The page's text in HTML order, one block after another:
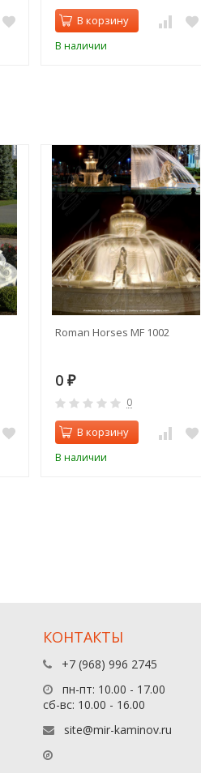
В корзину
В наличии
Roman Horses MF 1002
0 ₽
0
В корзину
В наличии
КОНТАКТЫ
+7 (968) 996 2745
пн-пт: 10.00 - 17.00
сб-вс: 10.00 - 16.00
site@mir-kaminov.ru